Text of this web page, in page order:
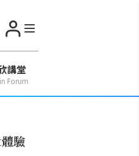
講堂
Forum
驗